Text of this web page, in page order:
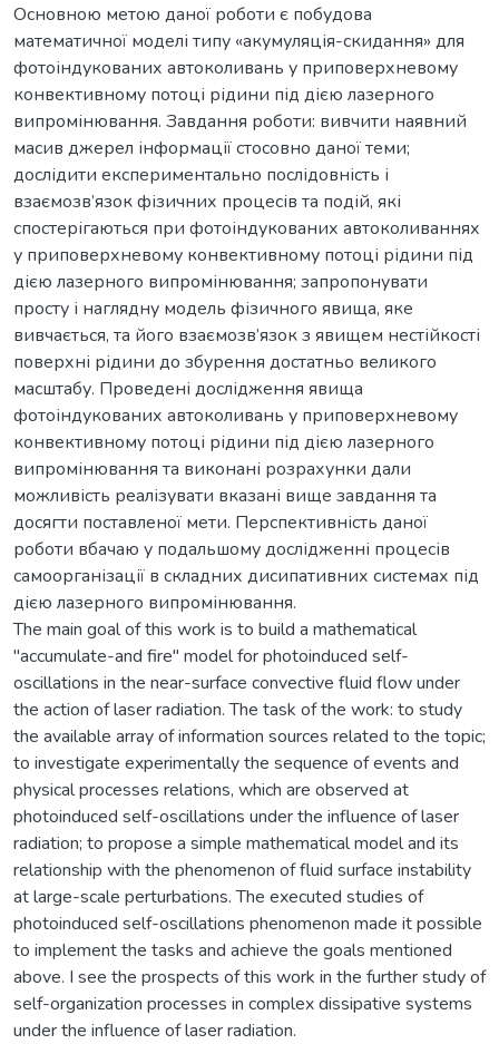
Основною метою даної роботи є побудова
математичної моделі типу «акумуляція-скидання» для
фотоіндукованих автоколивань у приповерхневому
конвективному потоці рідини під дією лазерного
випромінювання. Завдання роботи: вивчити наявний
масив джерел інформації стосовно даної теми;
дослідити експериментально послідовність і
взаємозв’язок фізичних процесів та подій, які
спостерігаються при фотоіндукованих автоколиваннях
у приповерхневому конвективному потоці рідини під
дією лазерного випромінювання; запропонувати
просту і наглядну модель фізичного явища, яке
вивчається, та його взаємозв’язок з явищем нестійкості
поверхні рідини до збурення достатньо великого
масштабу. Проведені дослідження явища
фотоіндукованих автоколивань у приповерхневому
конвективному потоці рідини під дією лазерного
випромінювання та виконані розрахунки дали
можливість реалізувати вказані вище завдання та
досягти поставленої мети. Перспективність даної
роботи вбачаю у подальшому дослідженні процесів
самоорганізації в складних дисипативних системах під
дією лазерного випромінювання.
The main goal of this work is to build a mathematical
"accumulate-and fire" model for photoinduced self-
oscillations in the near-surface convective fluid flow under
the action of laser radiation. The task of the work: to study
the available array of information sources related to the topic;
to investigate experimentally the sequence of events and
physical processes relations, which are observed at
photoinduced self-oscillations under the influence of laser
radiation; to propose a simple mathematical model and its
relationship with the phenomenon of fluid surface instability
at large-scale perturbations. The executed studies of
photoinduced self-oscillations phenomenon made it possible
to implement the tasks and achieve the goals mentioned
above. I see the prospects of this work in the further study of
self-organization processes in complex dissipative systems
under the influence of laser radiation.